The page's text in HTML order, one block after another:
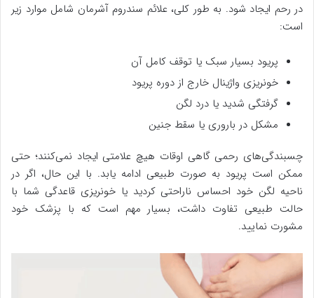
در رحم ایجاد شود. به طور کلی، علائم سندروم آشرمان شامل موارد زیر
است:
پریود بسیار سبک یا توقف کامل آن
خونریزی واژینال خارج از دوره پریود
گرفتگی شدید یا درد لگن
مشکل در باروری یا سقط جنین
چسبندگی‌های رحمی گاهی اوقات هیچ علامتی ایجاد نمی‌کنند؛ حتی
ممکن است پریود به صورت طبیعی ادامه یابد. با این حال، اگر در
ناحیه لگن خود احساس ناراحتی کردید یا خونریزی قاعدگی شما با
حالت طبیعی تفاوت داشت، بسیار مهم است که با پزشک خود
مشورت نمایید.